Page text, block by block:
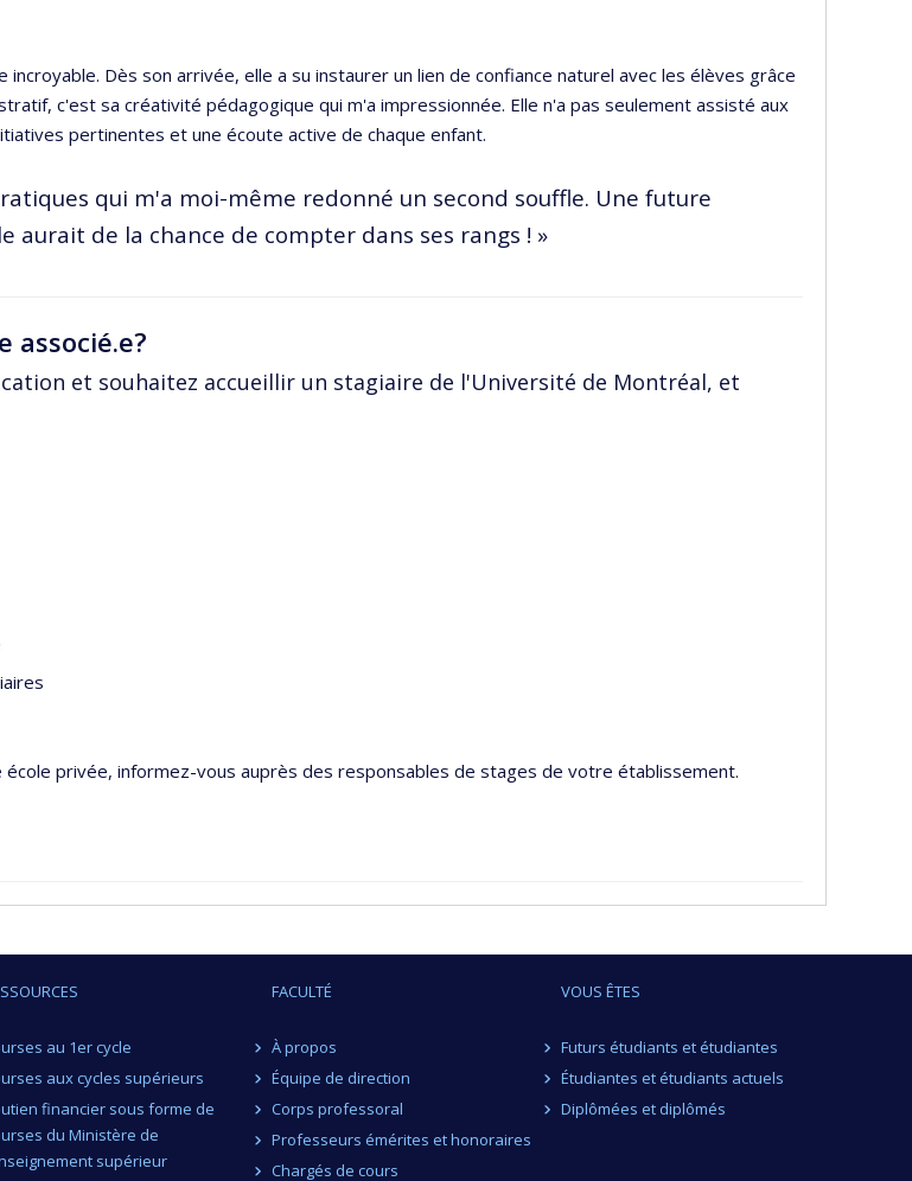
Dès son arrivée, elle a su instaurer un lien de confiance naturel avec les élèves grâce
c'est sa créativité pédagogique qui m'a impressionnée. Elle n'a pas seulement assisté aux
pertinentes et une écoute active de chaque enfant.
qui m'a moi-même redonné un second souffle. Une future
de la chance de compter dans ses rangs ! »
associé.e?
et souhaitez accueillir un stagiaire de l'Université de Montréal, et
école privée, informez-vous auprès des responsables de stages de votre établissement.
au 1er cycle
aux cycles supérieurs
financier sous forme de
du Ministère de
supérieur
FACULTÉ
À propos
Équipe de direction
Corps professoral
Professeurs émérites et honoraires
Chargés de cours
VOUS ÊTES
Futurs étudiants et étudiantes
Étudiantes et étudiants actuels
Diplômées et diplômés